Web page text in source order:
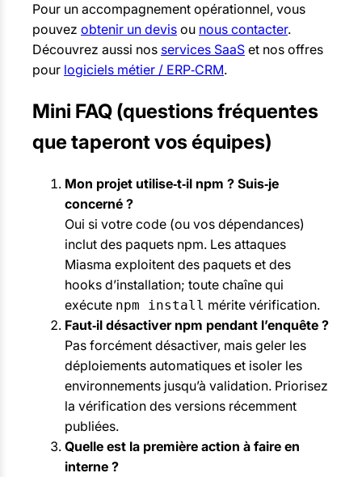
Pour un accompagnement opérationnel, vous
pouvez obtenir un devis ou nous contacter.
Découvrez aussi nos services SaaS et nos offres
pour logiciels métier / ERP‑CRM.
Mini FAQ (questions fréquentes
que taperont vos équipes)
Mon projet utilise‑t‑il npm ? Suis‑je
concerné ?
Oui si votre code (ou vos dépendances)
inclut des paquets npm. Les attaques
Miasma exploitent des paquets et des
hooks d’installation; toute chaîne qui
exécute npm install mérite vérification.
Faut‑il désactiver npm pendant l’enquête ?
Pas forcément désactiver, mais geler les
déploiements automatiques et isoler les
environnements jusqu’à validation. Priorisez
la vérification des versions récemment
publiées.
Quelle est la première action à faire en
interne ?